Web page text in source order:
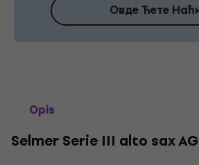
Овде Ћете
Opis
Selmer Serie III alto sax AG